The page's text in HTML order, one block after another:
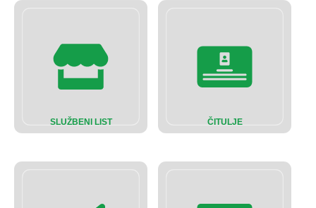
SLUŽBENI LIST ČITULJE